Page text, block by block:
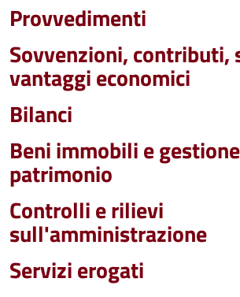
Provvedimenti
Sovvenzioni, contributi,
vantaggi economici
Bilanci
Beni immobili e gestione
patrimonio
Controlli e rilievi
sull'amministrazione
Servizi erogati